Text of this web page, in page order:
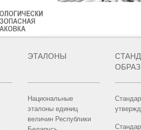
ЭТАЛОНЫ
Национальные
эталоны единиц
величин Республики